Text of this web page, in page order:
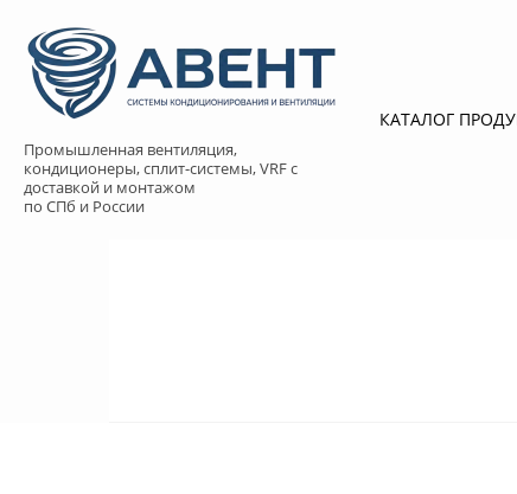
Промышленная вентиляция,
кондиционеры, сплит-системы, VRF с
доставкой и монтажом
по СПб и России
КАТАЛОГ